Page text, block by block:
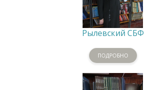
Рылевский СБФ
ПОДРОБНО